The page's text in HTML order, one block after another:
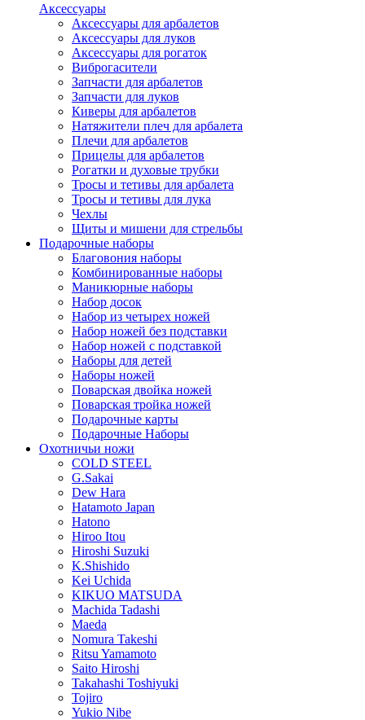
Аксессуары
Аксессуары для арбалетов
Аксессуары для луков
Аксессуары для рогаток
Виброгасители
Запчасти для арбалетов
Запчасти для луков
Киверы для арбалетов
Натяжители плеч для арбалета
Плечи для арбалетов
Прицелы для арбалетов
Рогатки и духовые трубки
Тросы и тетивы для арбалета
Тросы и тетивы для лука
Чехлы
Щиты и мишени для стрельбы
Подарочные наборы
Благовония наборы
Комбинированные наборы
Маникюрные наборы
Набор досок
Набор из четырех ножей
Набор ножей без подставки
Набор ножей с подставкой
Наборы для детей
Наборы ножей
Поварская двойка ножей
Поварская тройка ножей
Подарочные карты
Подарочные Наборы
Охотничьи ножи
COLD STEEL
G.Sakai
Dew Hara
Hatamoto Japan
Hatono
Hiroo Itou
Hiroshi Suzuki
K.Shishido
Kei Uchida
KIKUO MATSUDA
Machida Tadashi
Maeda
Nomura Takeshi
Ritsu Yamamoto
Saito Hiroshi
Takahashi Toshiyuki
Tojiro
Yukio Nibe